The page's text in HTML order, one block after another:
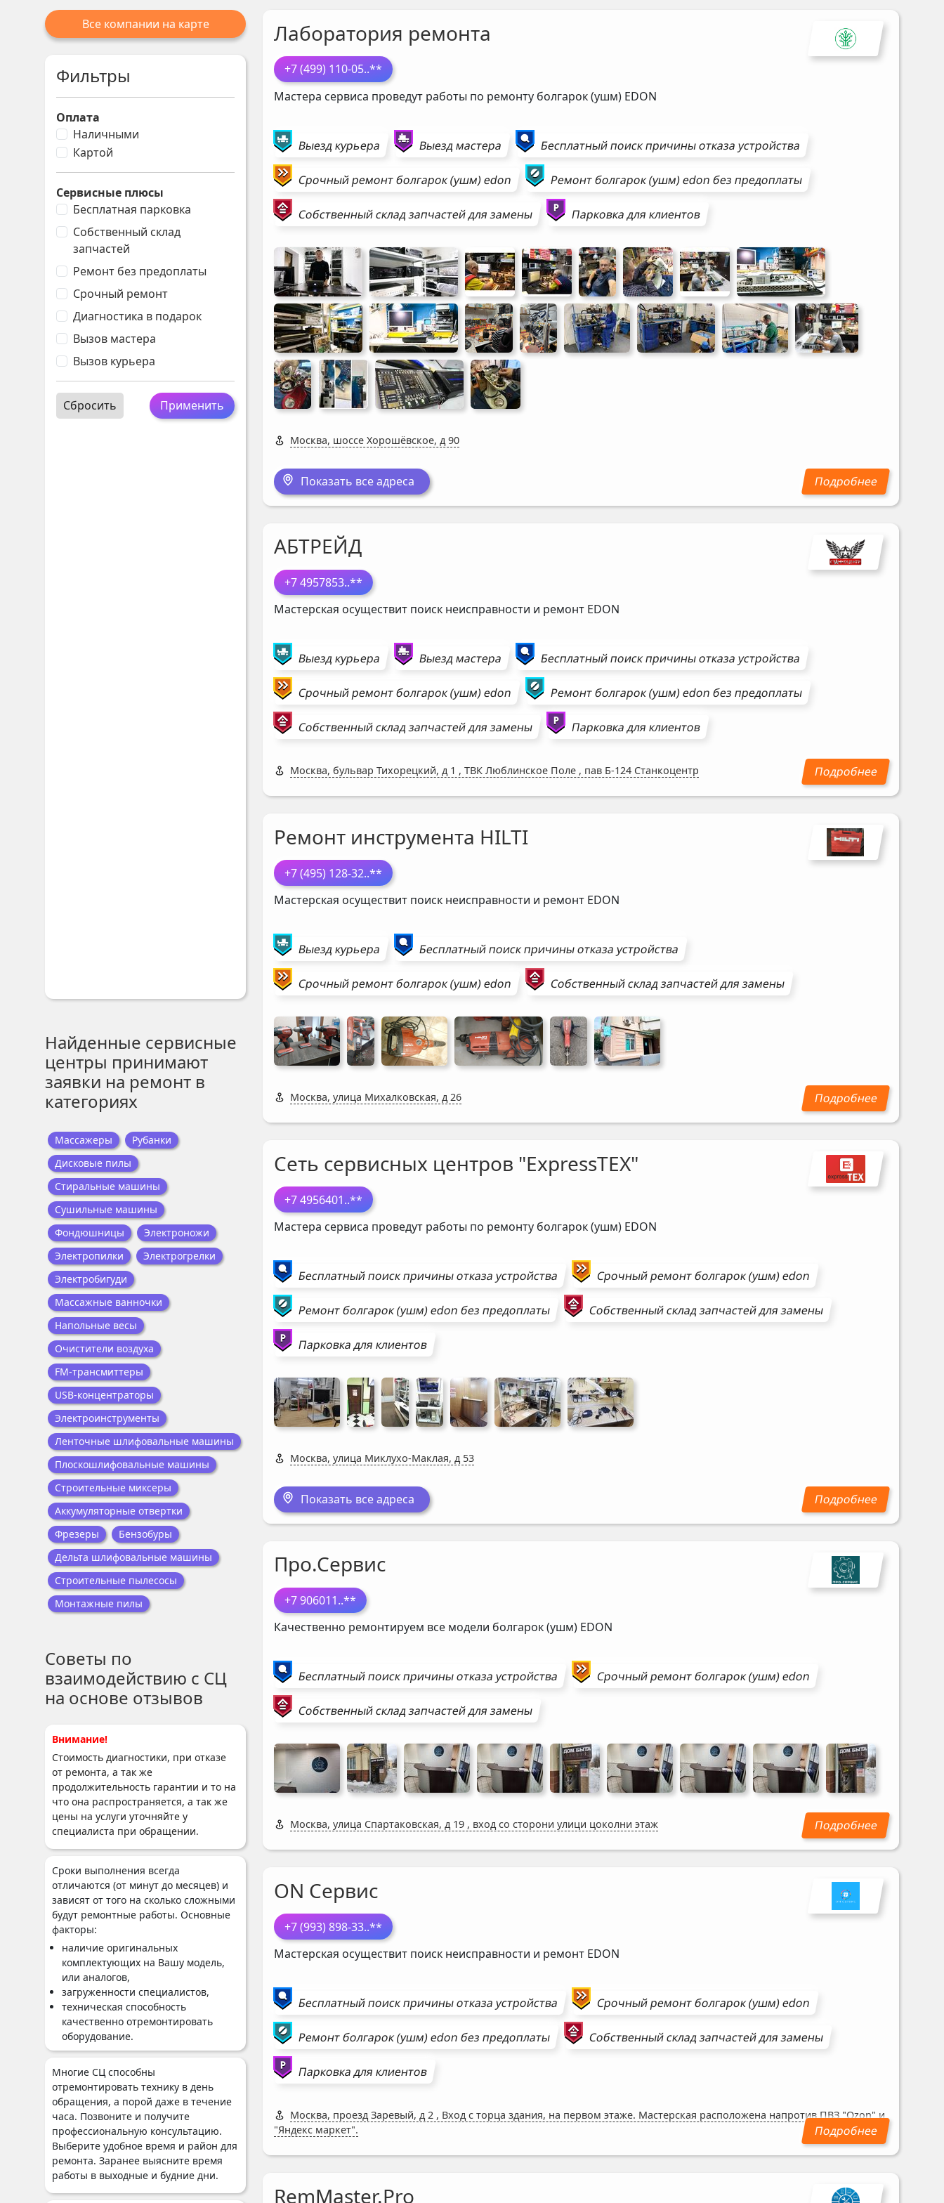
Все компании на карте
Фильтры
Оплата
Наличными
Картой
Сервисные плюсы
Бесплатная парковка
Собственный склад
запчастей
Ремонт без предоплаты
Срочный ремонт
Диагностика в подарок
Вызов мастера
Вызов курьера
Применить
Сбросить
Найденные сервисные
центры принимают
заявки на ремонт в
категориях
Массажеры
Рубанки
Дисковые пилы
Стиральные машины
Сушильные машины
Фондюшницы
Электроножи
Электропилки
Электрогрелки
Электробигуди
Массажные ванночки
Напольные весы
Очистители воздуха
FM-трансмиттеры
USB-концентраторы
Электроинструменты
Ленточные шлифовальные машины
Плоскошлифовальные машины
Строительные миксеры
Аккумуляторные отвертки
Фрезеры
Бензобуры
Дельта шлифовальные машины
Строительные пылесосы
Монтажные пилы
Советы по
взаимодействию с СЦ
на основе отзывов
Внимание!
Стоимость диагностики, при отказе
от ремонта, а так же
продолжительность гарантии и то на
что она распространяется, а так же
цены на услуги уточняйте у
специалиста при обращении.
Сроки выполнения всегда
отличаются (от минут до месяцев) и
зависят от того на сколько сложными
будут ремонтные работы. Основные
факторы:
наличие оригинальных
комплектующих на Вашу модель,
или аналогов,
загруженности специалистов,
техническая способность
качественно отремонтировать
оборудование.
Многие СЦ способны
отремонтировать технику в день
обращения, а порой даже в течение
часа. Позвоните и получите
профессиональную консультацию.
Выберите удобное время и район для
ремонта. Заранее выясните время
работы в выходные и будние дни.
Лаборатория ремонта
+7 (499) 110-05..**
Мастера сервиса проведут работы по ремонту болгарок (ушм) EDON
Выезд курьера Выезд мастера Бесплатный поиск причины отказа устройства
Срочный ремонтболгарок (ушм)edon Ремонтболгарок (ушм)edonбез предоплаты
Собственный склад запчастей для замены Парковка для клиентов
Москва, шоссе Хорошёвское, д 90
Показать все адреса
АБТРЕЙД
+7 4957853..**
Мастерская осуществит поиск неисправности и ремонт EDON
Выезд курьера Выезд мастера Бесплатный поиск причины отказа устройства
Срочный ремонтболгарок (ушм)edon Ремонтболгарок (ушм)edonбез предоплаты
Собственный склад запчастей для замены Парковка для клиентов
Москва, бульвар Тихорецкий, д 1 , ТВК Люблинское Поле , пав Б-124 Станкоцентр
Ремонт инструмента HILTI
+7 (495) 128-32..**
Мастерская осуществит поиск неисправности и ремонт EDON
Выезд курьера Бесплатный поиск причины отказа устройства
Срочный ремонтболгарок (ушм)edon Собственный склад запчастей для замены
Москва, улица Михалковская, д 26
Сеть сервисных центров "ExpressTEX"
+7 4956401..**
Мастера сервиса проведут работы по ремонту болгарок (ушм) EDON
Бесплатный поиск причины отказа устройства Срочный ремонтболгарок (ушм)edon
Ремонтболгарок (ушм)edonбез предоплаты Собственный склад запчастей для замены
Парковка для клиентов
Москва, улица Миклухо-Маклая, д 53
Показать все адреса
Про.Сервис
+7 906011..**
Качественно ремонтируем все модели болгарок (ушм) EDON
Бесплатный поиск причины отказа устройства Срочный ремонтболгарок (ушм)edon
Собственный склад запчастей для замены
Москва, улица Спартаковская, д 19 , вход со сторони улици цоколни этаж
ON Сервис
+7 (993) 898-33..**
Мастерская осуществит поиск неисправности и ремонт EDON
Бесплатный поиск причины отказа устройства Срочный ремонтболгарок (ушм)edon
Ремонтболгарок (ушм)edonбез предоплаты Собственный склад запчастей для замены
Парковка для клиентов
Москва, проезд Заревый, д 2 , Вход с торца здания, на первом этаже. Мастерская расположена напротив ПВЗ "Ozon" и
"Яндекс маркет".
RemMaster.Pro